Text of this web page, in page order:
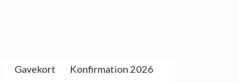
Gavekort
Konfirmation 2026